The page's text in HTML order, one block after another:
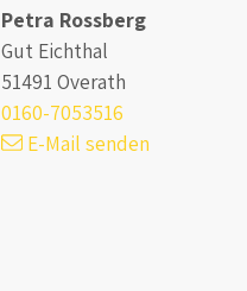
Petra Rossberg
Gut Eichthal
51491 Overath
0160-7053516
E-Mail senden